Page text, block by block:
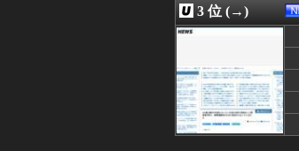
08/08 19:00
08/08 19:00
08/08 19:00
08/08 19:00
08/08 19:00
08/08 18:55
08/08 18:51
3 位 (→)